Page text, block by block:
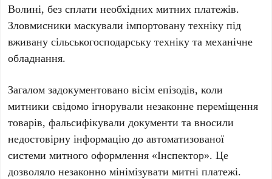
Волині, без сплати необхідних митних платежів.
Зловмисники маскували імпортовану техніку під
вживану сільськогосподарську техніку та механічне
обладнання.
Загалом задокументовано вісім епізодів, коли
митники свідомо ігнорували незаконне переміщення
товарів, фальсифікували документи та вносили
недостовірну інформацію до автоматизованої
системи митного оформлення «Інспектор». Це
дозволяло незаконно мінімізувати митні платежі.